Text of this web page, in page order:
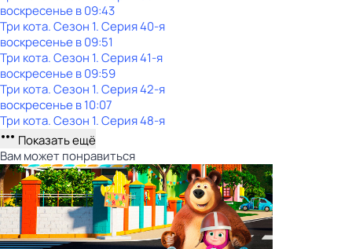
воскресенье в09:43
Три кота. Сезон 1. Серия 40-я
воскресенье в09:51
Три кота. Сезон 1. Серия 41-я
воскресенье в09:59
Три кота. Сезон 1. Серия 42-я
воскресенье в10:07
Три кота. Сезон 1. Серия 48-я
Показать ещё
Вам может понравиться